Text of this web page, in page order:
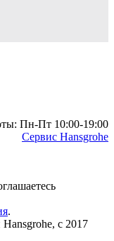
Пн-Пт 10:00-19:00
Сервис Hansgrohe
.
с 2017